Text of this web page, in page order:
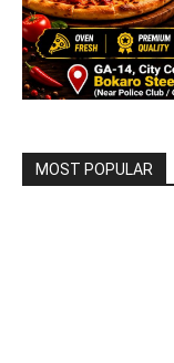
MOST POPULAR